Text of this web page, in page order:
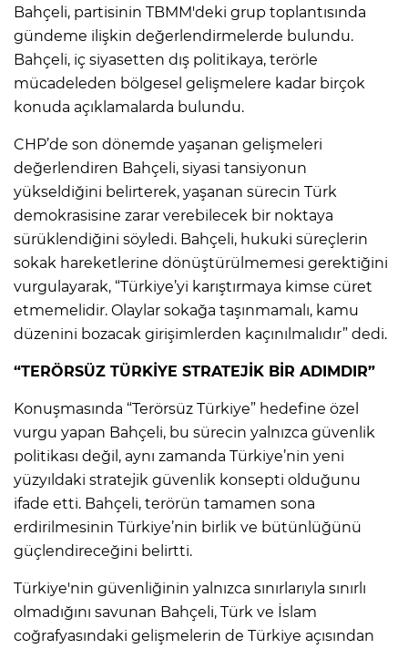
Bahçeli, partisinin TBMM'deki grup toplantısında
gündeme ilişkin değerlendirmelerde bulundu.
Bahçeli, iç siyasetten dış politikaya, terörle
mücadeleden bölgesel gelişmelere kadar birçok
konuda açıklamalarda bulundu.
CHP’de son dönemde yaşanan gelişmeleri
değerlendiren Bahçeli, siyasi tansiyonun
yükseldiğini belirterek, yaşanan sürecin Türk
demokrasisine zarar verebilecek bir noktaya
sürüklendiğini söyledi. Bahçeli, hukuki süreçlerin
sokak hareketlerine dönüştürülmemesi gerektiğini
vurgulayarak, “Türkiye’yi karıştırmaya kimse cüret
etmemelidir. Olaylar sokağa taşınmamalı, kamu
düzenini bozacak girişimlerden kaçınılmalıdır” dedi.
“TERÖRSÜZ TÜRKİYE STRATEJİK BİR ADIMDIR”
Konuşmasında “Terörsüz Türkiye” hedefine özel
vurgu yapan Bahçeli, bu sürecin yalnızca güvenlik
politikası değil, aynı zamanda Türkiye’nin yeni
yüzyıldaki stratejik güvenlik konsepti olduğunu
ifade etti. Bahçeli, terörün tamamen sona
erdirilmesinin Türkiye’nin birlik ve bütünlüğünü
güçlendireceğini belirtti.
Türkiye'nin güvenliğinin yalnızca sınırlarıyla sınırlı
olmadığını savunan Bahçeli, Türk ve İslam
coğrafyasındaki gelişmelerin de Türkiye açısından